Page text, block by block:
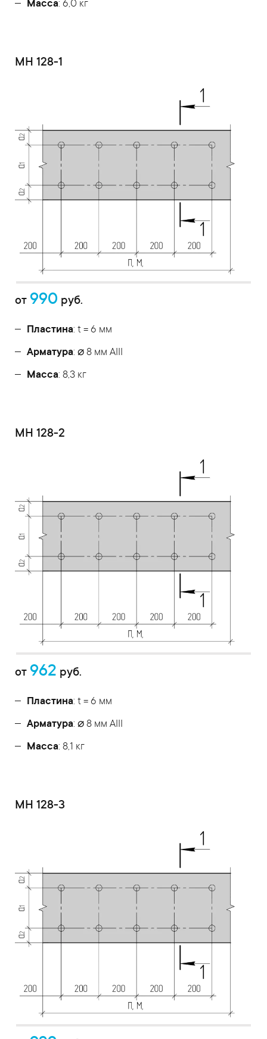
Масса: 6,0 кг
МН 128-1
от 990 руб.
Пластина: t = 6 мм
Арматура: ⌀ 8 мм АIII
Масса: 8,3 кг
МН 128-2
от 962 руб.
Пластина: t = 6 мм
Арматура: ⌀ 8 мм АIII
Масса: 8,1 кг
МН 128-3